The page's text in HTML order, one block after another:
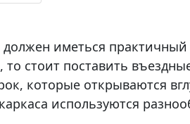
иметься
то стоит поставить
которые открываются
используются